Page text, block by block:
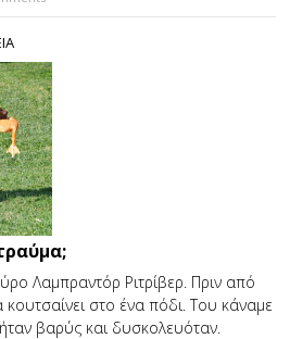
Λαμπραντόρ Ριτρίβερ. Πριν από
κουτσαίνει στο ένα πόδι. Του κάναμε
ήταν βαρύς και δυσκολευόταν.